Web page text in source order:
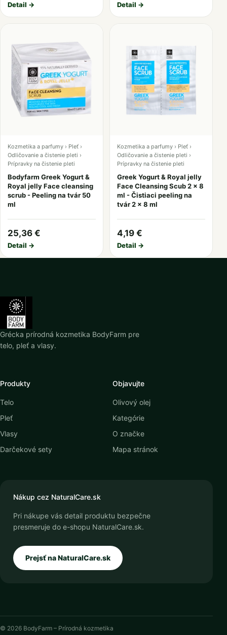
Detail → Detail →
Kozmetika a parfumy › Pleť ›
Odličovanie a čistenie pleti ›
Prípravky na čistenie pleti
Bodyfarm Greek Yogurt &
Royal jelly Face cleansing
scrub - Peeling na tvár 50
ml
25,36 €
Detail →
Kozmetika a parfumy › Pleť ›
Odličovanie a čistenie pleti ›
Prípravky na čistenie pleti
Greek Yogurt & Royal jelly
Face Cleansing Scub 2 x 8
ml - Čistiaci peeling na
tvár 2 x 8 ml
4,19 €
Detail →
Grécka prírodná kozmetika BodyFarm pre
telo, pleť a vlasy.
Produkty
Telo
Pleť
Vlasy
Darčekové sety
Objavujte
Olivový olej
Kategórie
O značke
Mapa stránok
Nákup cez NaturalCare.sk
Pri nákupe vás detail produktu bezpečne
presmeruje do e-shopu NaturalCare.sk.
Prejsť na NaturalCare.sk
© 2026 BodyFarm – Prírodná kozmetika